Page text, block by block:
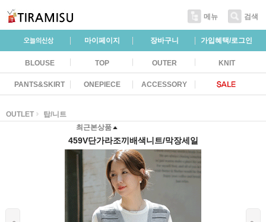
메뉴 검색
마이페이지 장바구니 가입혜택/로그인
BLOUSE TOP OUTER KNIT
PANTS&SKIRT ONEPIECE ACCESSORY
OUTLET
탑/니트
최근본상품
459V단가라조끼배색니트/막장세일